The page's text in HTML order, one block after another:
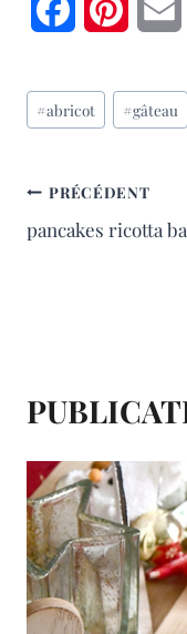
c
b
o
n
e
r
a
Étiquettes
de
publication :
#abricot #gâteau
DE
PRÉCÉDENT
pancakes ricotta